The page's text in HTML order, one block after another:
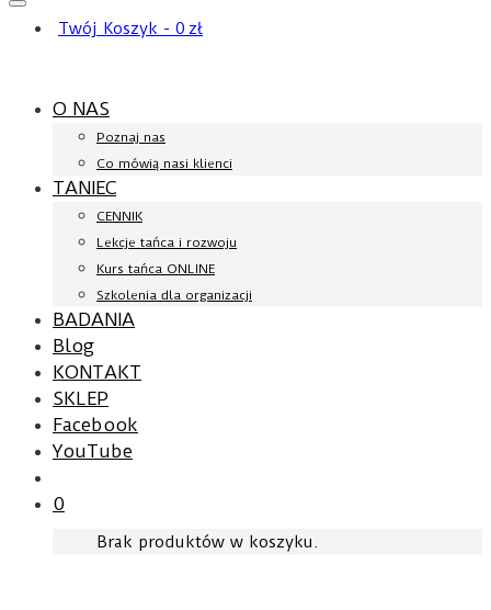
Twój Koszyk - 0 zł
O NAS
Poznaj nas
Co mówią nasi klienci
TANIEC
CENNIK
Lekcje tańca i rozwoju
Kurs tańca ONLINE
Szkolenia dla organizacji
BADANIA
Blog
KONTAKT
SKLEP
Facebook
YouTube
0
Brak produktów w koszyku.